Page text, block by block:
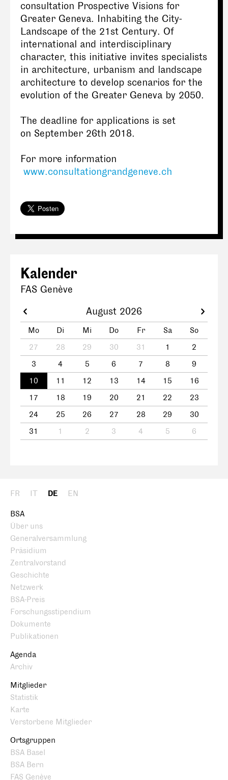
consultation Prospective Visions for
Greater Geneva. Inhabiting the City-
Landscape of the 21st Century. Of
international and interdisciplinary
character, this initiative invites specialists
in architecture, urbanism and landscape
architecture to develop scenarios for the
evolution of the Greater Geneva by 2050.
The deadline for applications is set
on September 26th 2018.
For more information
www.consultationgrandgeneve.ch
Kalender
FAS Genève
August 2026
Mo Di Mi Do Fr Sa
So
27
28 29 30 31 1
2
3
4 5 6 7 8
9
10
11 12 13 14 15
16
17
18 19 20 21 22
23
24
25 26 27 28 29
30
31
1 2 3 4 5 6
FR IT DE EN
BSA
Über uns
Generalversammlung
Präsidium
Zentralvorstand
Geschichte
Netzwerk
BSA-Preis
Forschungsstipendium
Dokumente
Publikationen
Agenda
Archiv
Mitglieder
Statistik
Karte
Verstorbene Mitglieder
Ortsgruppen
BSA Basel
BSA Bern
FAS Genève